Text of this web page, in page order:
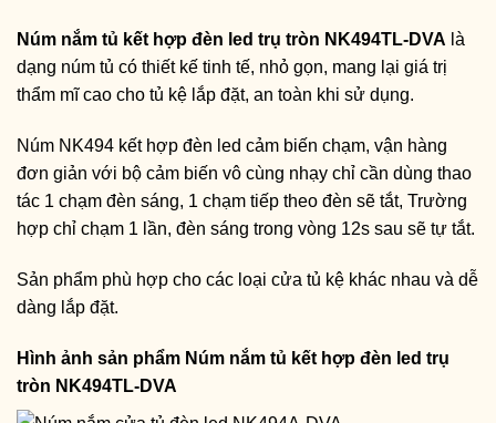
Núm nắm tủ kết hợp đèn led trụ tròn NK494TL-DVA là
dạng núm tủ có thiết kế tinh tế, nhỏ gọn, mang lại giá trị
thẩm mĩ cao cho tủ kệ lắp đặt, an toàn khi sử dụng.
Núm NK494 kết hợp đèn led cảm biến chạm, vận hàng
đơn giản với bộ cảm biến vô cùng nhạy chỉ cần dùng thao
tác 1 chạm đèn sáng, 1 chạm tiếp theo đèn sẽ tắt, Trường
hợp chỉ chạm 1 lần, đèn sáng trong vòng 12s sau sẽ tự tắt.
Sản phẩm phù hợp cho các loại cửa tủ kệ khác nhau và dễ
dàng lắp đặt.
Hình ảnh sản phẩm Núm nắm tủ kết hợp đèn led trụ
tròn NK494TL-DVA